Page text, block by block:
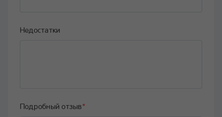
Недостатки
Подробный отзыв*